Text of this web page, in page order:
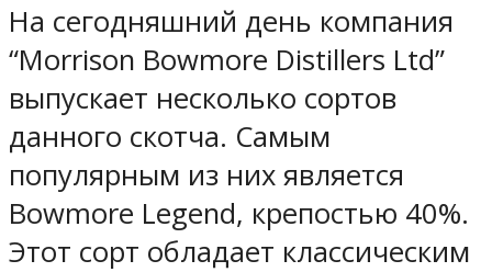
На сегодняшний день компания
“Morrison Bowmore Distillers Ltd”
выпускает несколько сортов
данного скотча. Самым
популярным из них является
Bowmore Legend, крепостью 40%.
Этот сорт обладает классическим